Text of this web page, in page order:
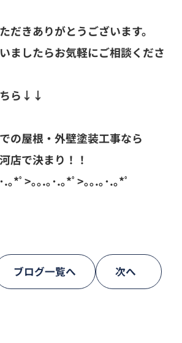
だきありがとうございます。
ましたらお気軽にご相談くださ
ちら↓↓
の屋根・外壁塗装工事なら
店で決まり！！
｡*ﾟ>｡｡.｡･.｡*ﾟ>｡｡.｡･.｡*ﾟ
ブログ一覧へ 次へ